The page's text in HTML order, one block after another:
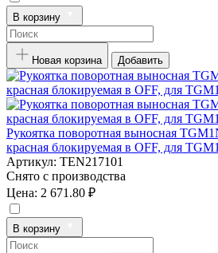
В корзину
Новая корзина Добавить
Рукоятка поворотная выносная
красная блокируемая в OFF, для
Артикул: TEN217101
Снято с производства
Цена: 2 671.80 ₽
В корзину